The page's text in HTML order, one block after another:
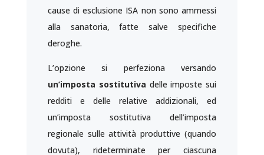
cause di esclusione ISA non sono ammessi
alla sanatoria, fatte salve specifiche
deroghe.
L’opzione si perfeziona versando
un’imposta sostitutiva delle imposte sui
redditi e delle relative addizionali, ed
un’imposta sostitutiva dell’imposta
regionale sulle attività produttive (quando
dovuta), rideterminate per ciascuna